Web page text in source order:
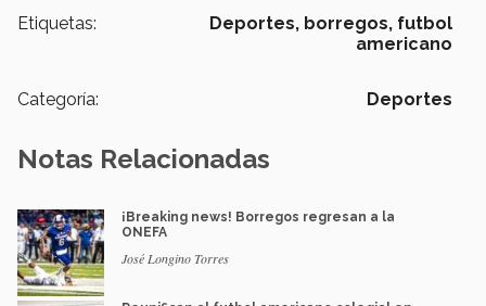
Etiquetas: Deportes, borregos, futbol
americano
Categoría: Deportes
Notas Relacionadas
¡Breaking news! Borregos regresan a la
ONEFA
José Longino Torres